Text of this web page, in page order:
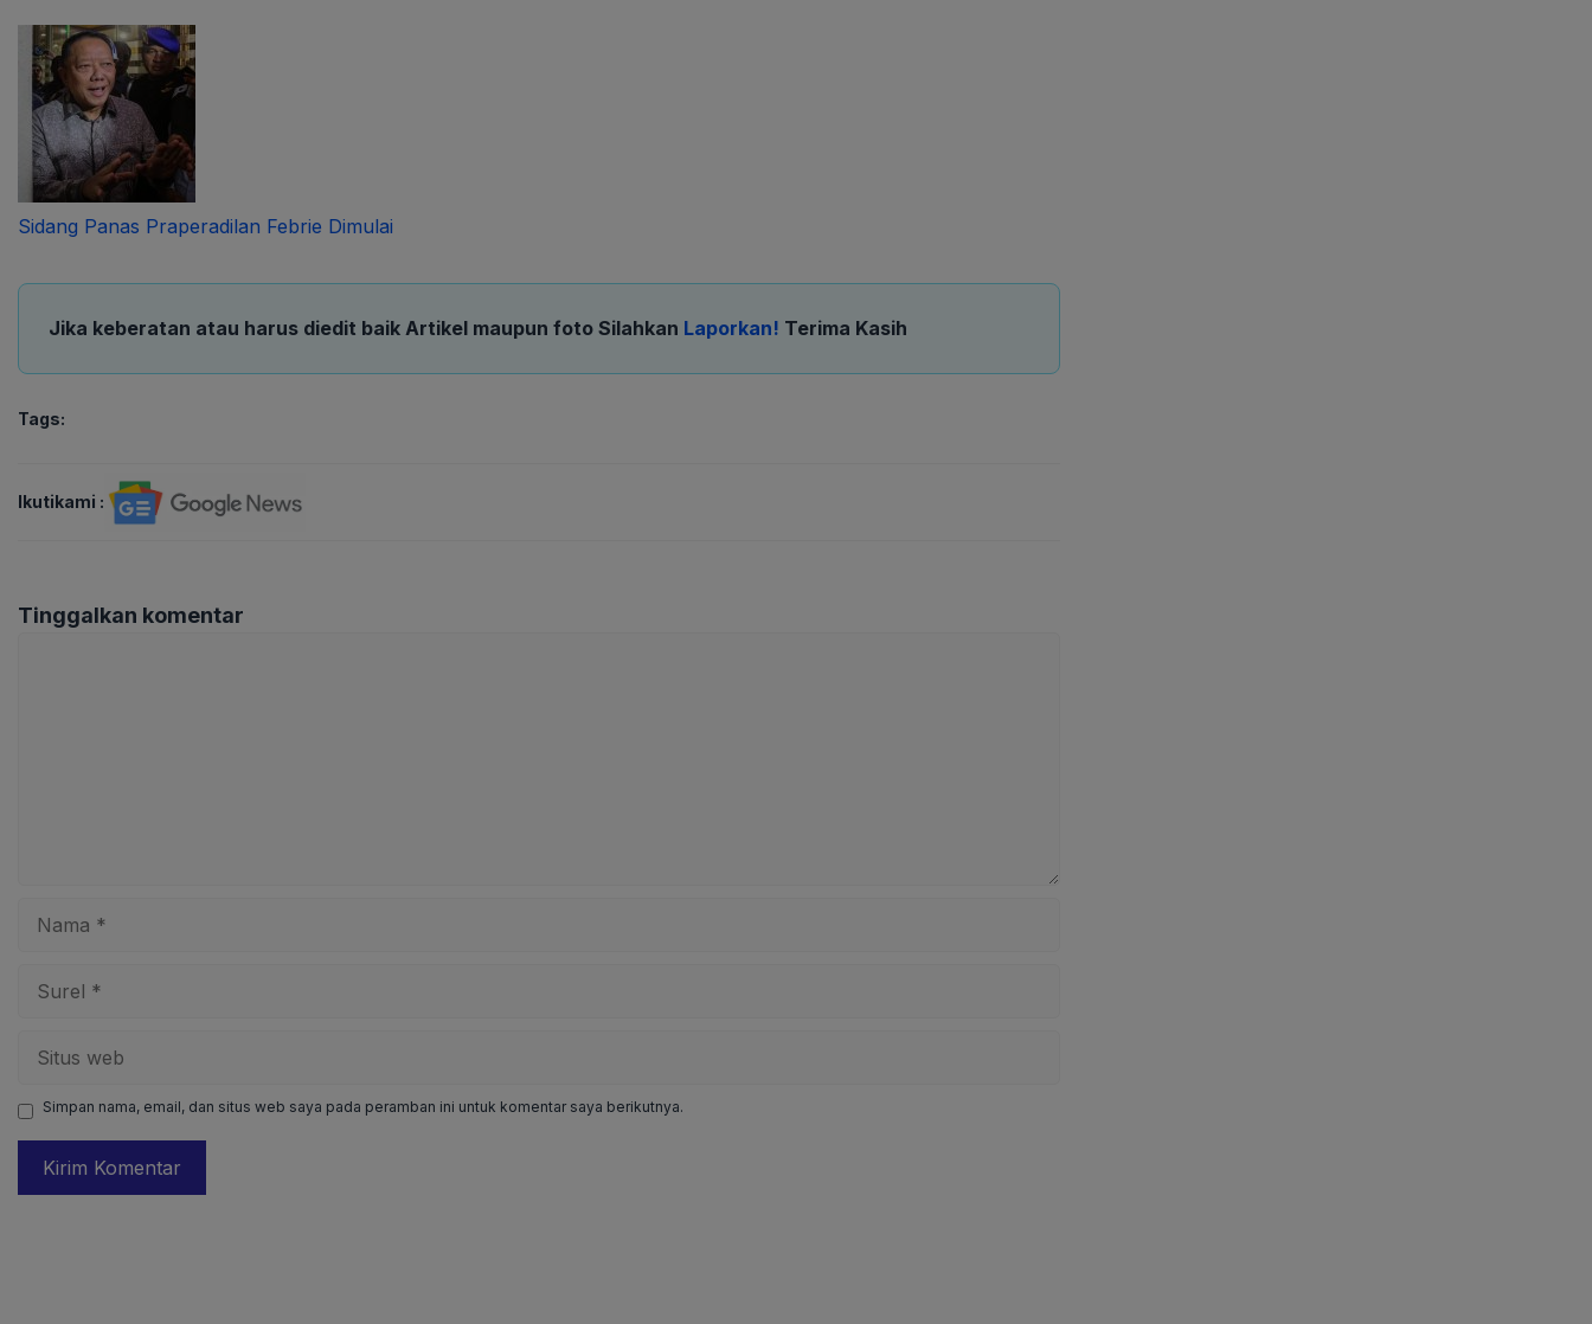
Sidang Panas Praperadilan Febrie Dimulai
Jika keberatan atau harus diedit baik Artikel maupun foto Silahkan Laporkan! Terima Kasih
Tags:
Ikutikami :
Tinggalkan komentar
Simpan nama, email, dan situs web saya pada peramban ini untuk komentar saya berikutnya.